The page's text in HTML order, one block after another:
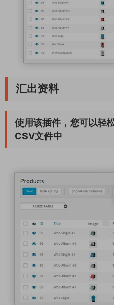
汇出资料
使用该插件，您可以轻
CSV文件中